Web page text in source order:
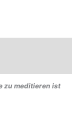
zu meditieren ist